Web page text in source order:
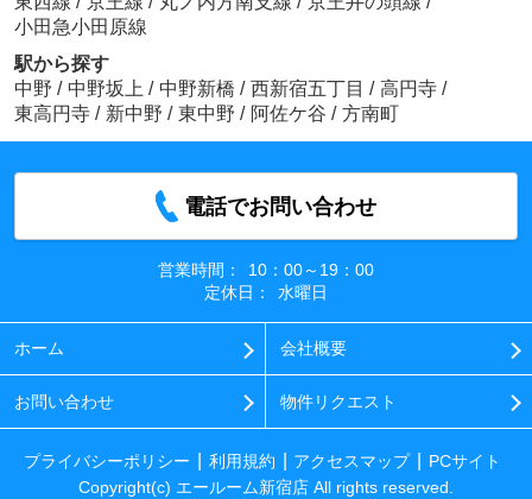
小田急小田原線
駅から探す
中野 / 中野坂上 / 中野新橋 / 西新宿五丁目 / 高円寺 /
東高円寺 / 新中野 / 東中野 / 阿佐ケ谷 / 方南町
電話でお問い合わせ
営業時間：
10：00～19：00
定休日：
水曜日
ホーム 会社概要
お問い合わせ 物件リクエスト
プライバシーポリシー 利用規約 アクセスマップ
PCサイト
Copyright(c) エールーム新宿店 All rights reserved.